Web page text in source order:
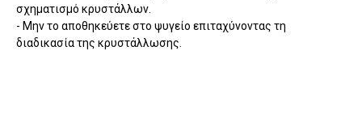
σχηματισμό κρυστάλλων.
- Μην το αποθηκεύετε στο ψυγείο επιταχύνοντας τη
διαδικασία της κρυστάλλωσης.